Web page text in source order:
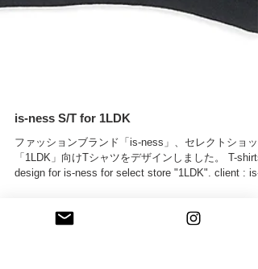
is-ness S/T for 1LDK
ファッションブランド「is-ness」、セレクトショッ
ness >>is-ness...